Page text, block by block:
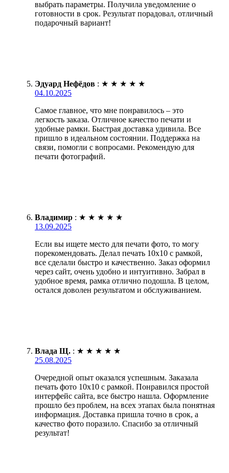
выбрать параметры. Получила уведомление о
готовности в срок. Результат порадовал, отличный
подарочный вариант!
Эдуард Нефёдов : ★ ★ ★ ★ ★
04.10.2025
Самое главное, что мне понравилось – это
легкость заказа. Отличное качество печати и
удобные рамки. Быстрая доставка удивила. Все
пришло в идеальном состоянии. Поддержка на
связи, помогли с вопросами. Рекомендую для
печати фотографий.
Владимир : ★ ★ ★ ★ ★
13.09.2025
Если вы ищете место для печати фото, то могу
порекомендовать. Делал печать 10х10 с рамкой,
все сделали быстро и качественно. Заказ оформил
через сайт, очень удобно и интуитивно. Забрал в
удобное время, рамка отлично подошла. В целом,
остался доволен результатом и обслуживанием.
Влада Щ. : ★ ★ ★ ★ ★
25.08.2025
Очередной опыт оказался успешным. Заказала
печать фото 10х10 с рамкой. Понравился простой
интерфейс сайта, все быстро нашла. Оформление
прошло без проблем, на всех этапах была понятная
информация. Доставка пришла точно в срок, а
качество фото поразило. Спасибо за отличный
результат!